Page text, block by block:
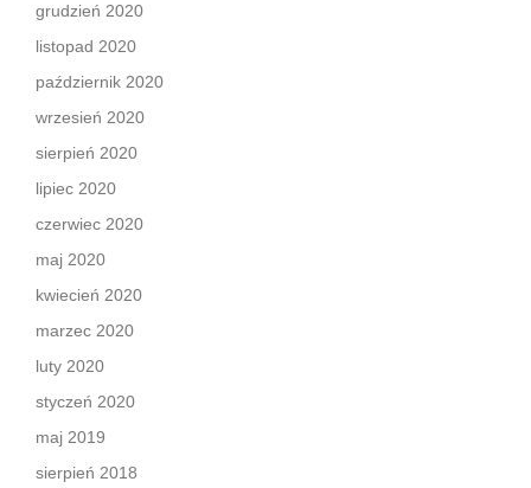
grudzień 2020
listopad 2020
październik 2020
wrzesień 2020
sierpień 2020
lipiec 2020
czerwiec 2020
maj 2020
kwiecień 2020
marzec 2020
luty 2020
styczeń 2020
maj 2019
sierpień 2018